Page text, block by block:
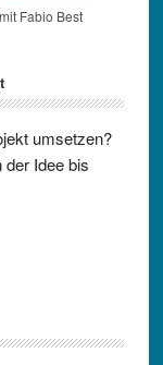
Fabio Best
umsetzen?
Idee bis